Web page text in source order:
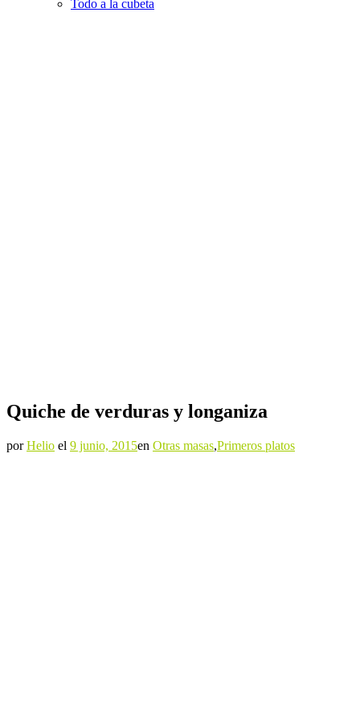
Todo a la cubeta
Quiche de verduras y longaniza
porHelio el 9 junio, 2015en Otras masas,Primeros platos